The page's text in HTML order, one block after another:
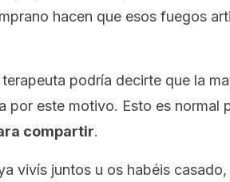
hacen que esos fuegos
podría decirte que la
por este motivo. Esto es normal
compartir.
vivís juntos u os habéis